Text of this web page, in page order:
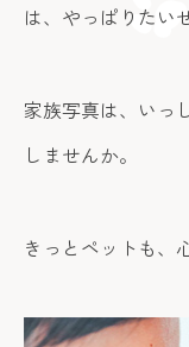
は、やっぱりたい
家族写真は、いっ
しませんか。
きっとペットも、